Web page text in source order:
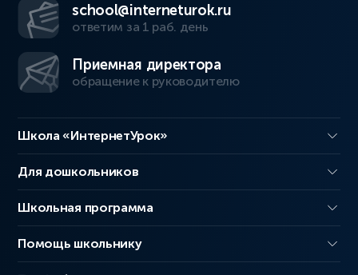
school@interneturok.ru
ответим за 1 раб. день
Приемная директора
обращение к руководителю
Школа «ИнтернетУрок»
Для дошкольников
Школьная программа
Помощь школьнику